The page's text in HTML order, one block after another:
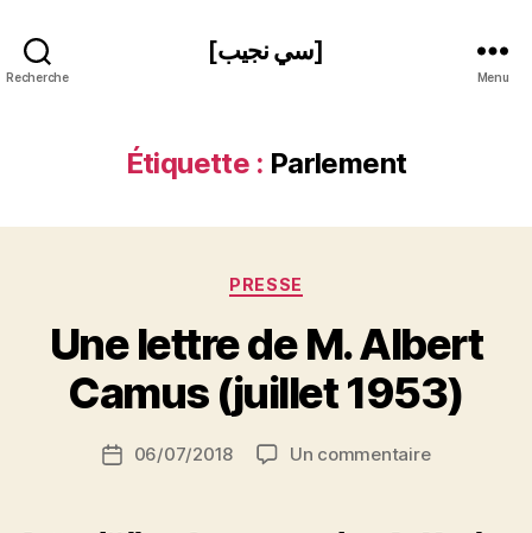
Recherche
[سي نجيب]
Menu
Étiquette : Parlement
Catégories
PRESSE
Une lettre de M. Albert
Camus (juillet 1953)
Auteur
de
P
a
S
N
Date06/07/2018 Un commentairesur